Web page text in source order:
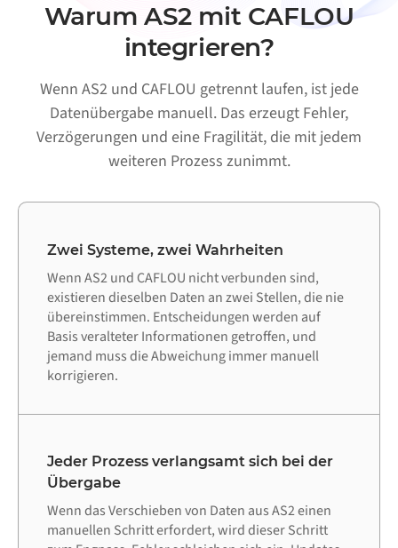
Warum AS2 mit CAFLOU
integrieren?
Wenn AS2 und CAFLOU getrennt laufen, ist jede
Datenübergabe manuell. Das erzeugt Fehler,
Verzögerungen und eine Fragilität, die mit jedem
weiteren Prozess zunimmt.
Zwei Systeme, zwei Wahrheiten
Wenn AS2 und CAFLOU nicht verbunden sind,
existieren dieselben Daten an zwei Stellen, die nie
übereinstimmen. Entscheidungen werden auf
Basis veralteter Informationen getroffen, und
jemand muss die Abweichung immer manuell
korrigieren.
Jeder Prozess verlangsamt sich bei der
Übergabe
Wenn das Verschieben von Daten aus AS2 einen
manuellen Schritt erfordert, wird dieser Schritt